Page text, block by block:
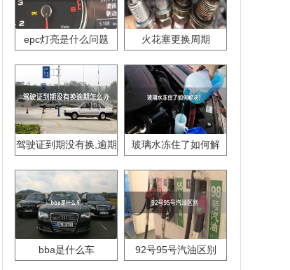
epc灯亮是什么问题 火花塞更换周期
驾驶证到期没有换,逾期
玻璃水冻住了如何解
bba是什么车 92号95号汽油区别